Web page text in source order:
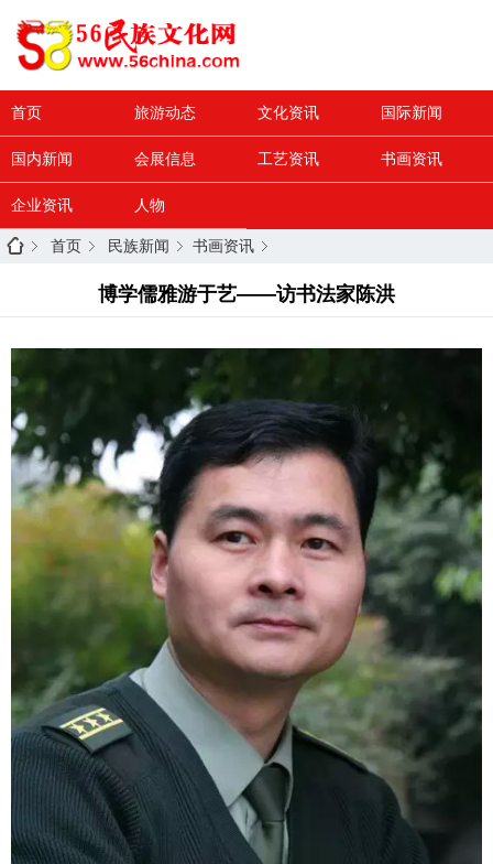
首页 旅游动态 文化资讯 国际新闻
国内新闻 会展信息 工艺资讯 书画资讯
企业资讯 人物
首页 民族新闻 书画资讯
博学儒雅游于艺——访书法家陈洪